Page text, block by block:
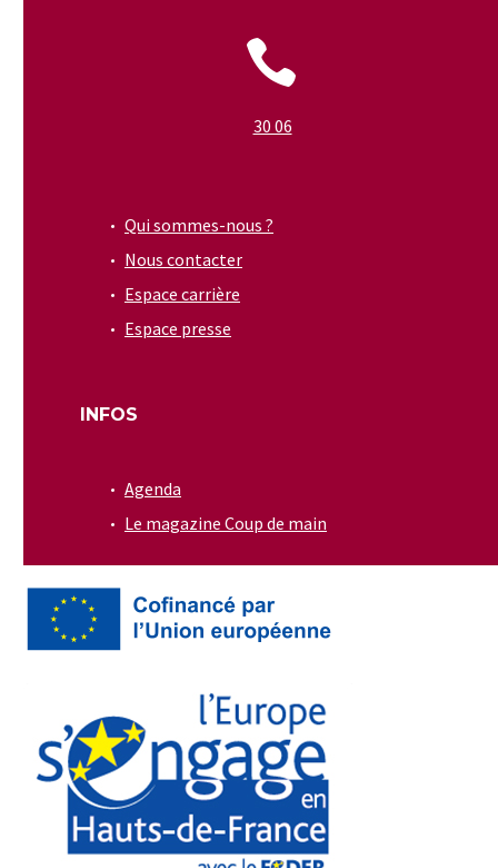


30 06
Qui sommes-nous ?
Nous contacter
Espace carrière
Espace presse
INFOS
Agenda
Le magazine Coup de main